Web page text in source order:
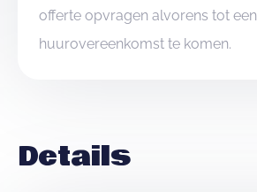
offerte opvragen alvorens tot een
huurovereenkomst te komen.
Details